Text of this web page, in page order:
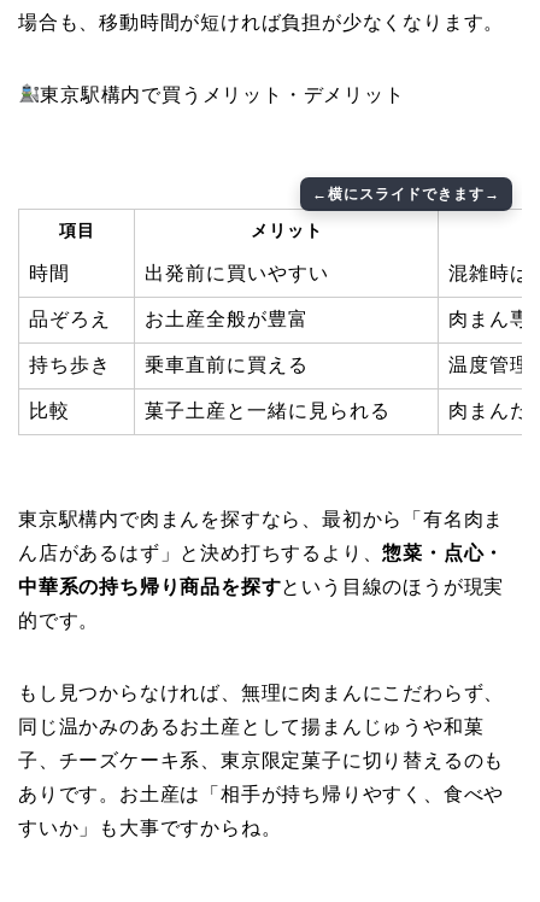
場合も、移動時間が短ければ負担が少なくなります。
東京駅構内で買うメリット・デメリット
項目 メリット
時間 出発前に買いやすい 混雑時は
品ぞろえ お土産全般が豊富 肉まん専
持ち歩き 乗車直前に買える 温度管理
比較 菓子土産と一緒に見られる 肉まんだ
東京駅構内で肉まんを探すなら、最初から「有名肉ま
ん店があるはず」と決め打ちするより、惣菜・点心・
中華系の持ち帰り商品を探すという目線のほうが現実
的です。
もし見つからなければ、無理に肉まんにこだわらず、
同じ温かみのあるお土産として揚まんじゅうや和菓
子、チーズケーキ系、東京限定菓子に切り替えるのも
ありです。お土産は「相手が持ち帰りやすく、食べや
すいか」も大事ですからね。